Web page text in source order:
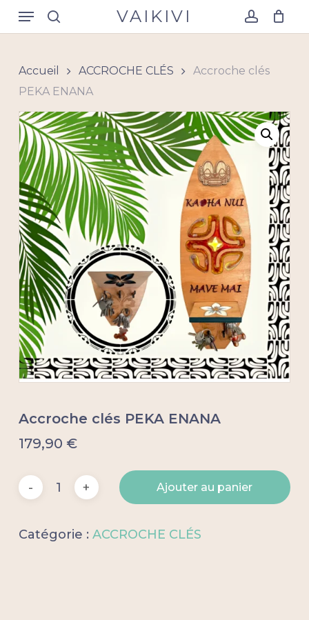
VAIKIVI
search account
Menu
Panier Close
Accueil ACCROCHE CLÉS
Accroche clés
PEKA ENANA
Accroche clés PEKA ENANA
179,90 €
Ajouter au panier
Catégorie : ACCROCHE CLÉS